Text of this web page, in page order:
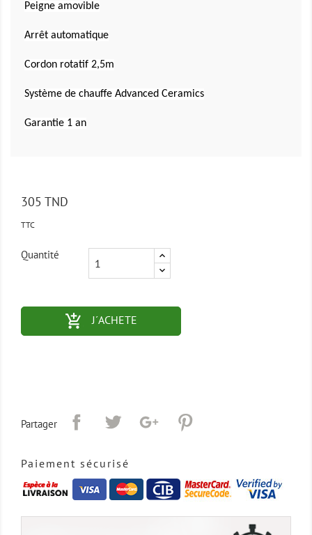
Peigne amovible
Arrêt automatique
Cordon rotatif 2,5m
Système de chauffe Advanced Ceramics
Garantie 1 an
305 TND
TTC
Quantité
add_shopping_cart-outlined
J´ACHETE
Partager
Paiement sécurisé